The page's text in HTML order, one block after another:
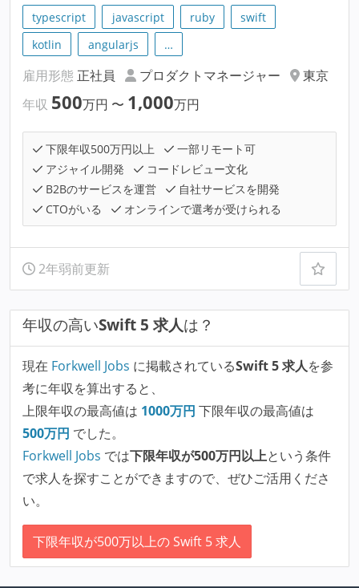
typescript javascript ruby
swift
kotlin
angularjs …
雇用形態 正社員 プロダクトマネージャー
東京
年収 500万円 〜 1,000万円
下限年収500万円以上
一部リモート可
アジャイル開発
コードレビュー文化
B2Bのサービスを運営
自社サービスを開発
CTOがいる
オンラインで選考が受けられる
2年弱前更新
年収の高いSwift 5 求人は？
現在 Forkwell Jobs に掲載されているSwift 5 求人を参
考に年収を算出すると、
上限年収の最高値は 1000万円 下限年収の最高値は
500万円 でした。
Forkwell Jobs では下限年収が500万円以上という条件
で求人を探すことができますので、ぜひご活用くださ
い。
下限年収が500万以上の Swift 5 求人